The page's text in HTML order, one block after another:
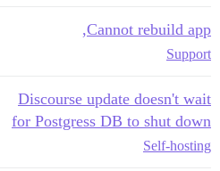
Cannot rebuild app,
Support
Discourse update doesn't wait
for Postgress DB to shut down
Self-hosting